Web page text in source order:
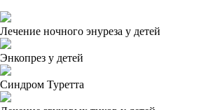
Лечение ночного энуреза у детей
Энкопрез у детей
Синдром Туретта